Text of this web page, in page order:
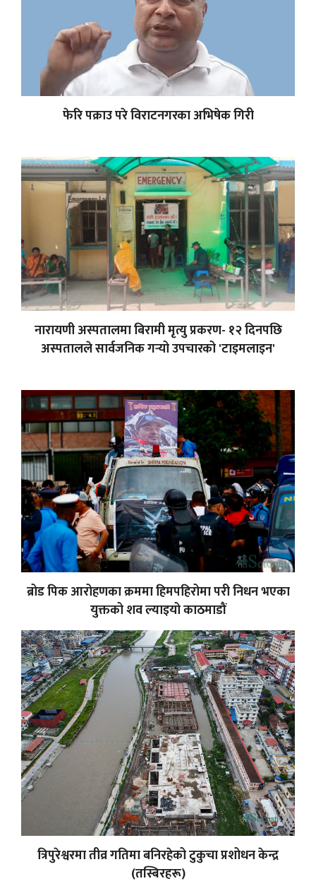
फेरि पक्राउ परे विराटनगरका अभिषेक गिरी
नारायणी अस्पतालमा बिरामी मृत्यु प्रकरण- १२ दिनपछि
अस्पतालले सार्वजनिक गर्‍यो उपचारको 'टाइमलाइन'
ब्रोड पिक आरोहणका क्रममा हिमपहिरोमा परी निधन भएका
युक्तको शव ल्याइयो काठमाडौं
त्रिपुरेश्वरमा तीव्र गतिमा बनिरहेको टुकुचा प्रशोधन केन्द्र
(तस्बिरहरू)